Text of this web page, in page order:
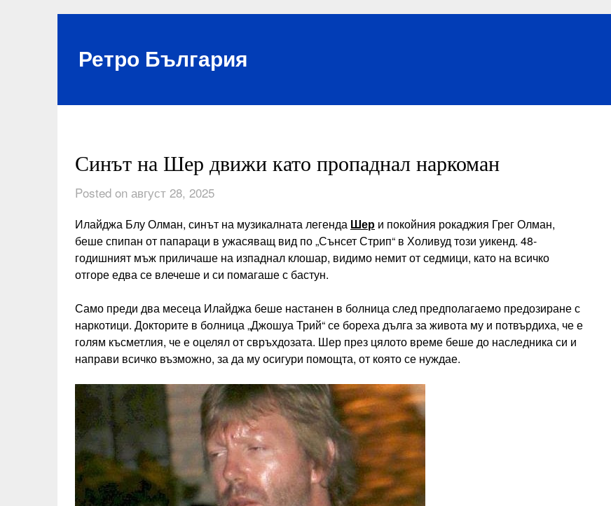
Ретро България
Синът на Шер движи като пропаднал наркоман
Posted on август 28, 2025
Илайджа Блу Олман, синът на музикалната легенда Шер и покойния рокаджия Грег Олман,
беше спипан от папараци в ужасяващ вид по „Сънсет Стрип“ в Холивуд този уикенд. 48-
годишният мъж приличаше на изпаднал клошар, видимо немит от седмици, като на всичко
отгоре едва се влечеше и си помагаше с бастун.
Само преди два месеца Илайджа беше настанен в болница след предполагаемо предозиране с
наркотици. Докторите в болница „Джошуа Трий“ се бореха дълга за живота му и потвърдиха, че е
голям късметлия, че е оцелял от свръхдозата. Шер през цялото време беше до наследника си и
направи всичко възможно, за да му осигури помощта, от която се нуждае.